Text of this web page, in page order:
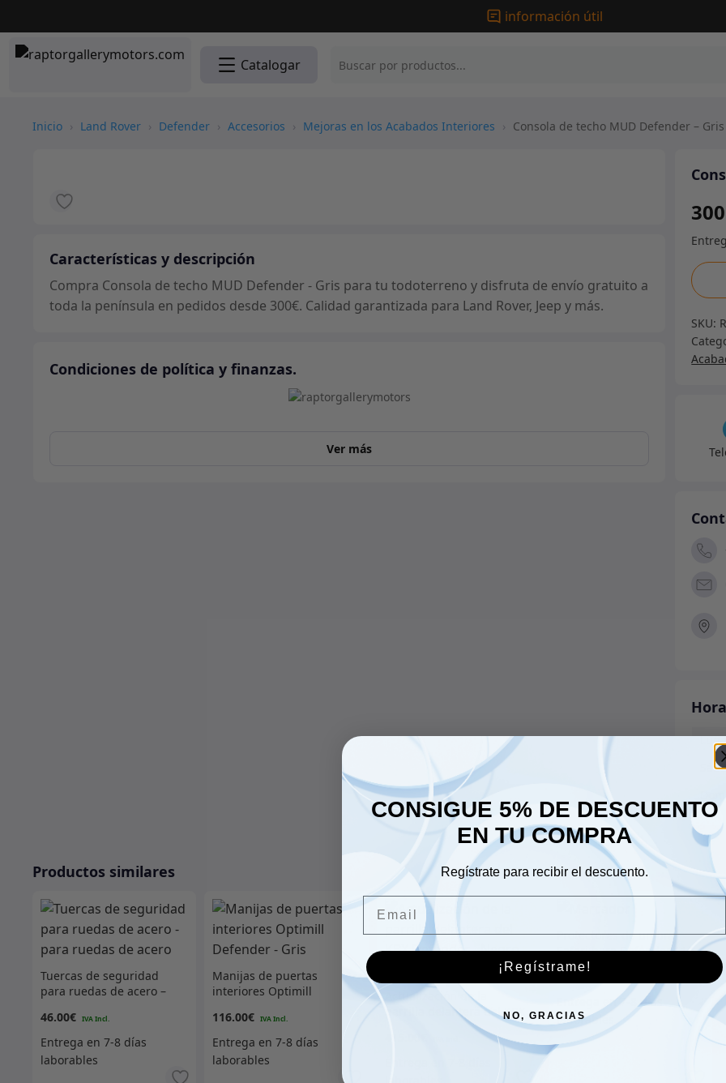
información útil
Catalogar
Inicio › Land Rover › Defender › Accesorios › Mejoras en los Acabados Interiores › Consola de techo MUD Defender – Gris
Características y descripción
Compra Consola de techo MUD Defender - Gris para tu todoterreno y disfruta de envío gratuito a
toda la península en pedidos desde 300€. Calidad garantizada para Land Rover, Jeep y más.
Condiciones de política y finanzas.
Ver más
de
MUD
SKU:
Productos similares
Tuercas de seguridad
para ruedas de acero –
46.00€
Manijas de puertas
interiores Optimill
116.00€
Actualización de la
parrilla delantera del KBX
Defender – Negro
Protectores de umbral
Safari para Defender 110
de 5 puertas (par) –
plateado –
CONSIGUE 5% DE DESCUENTO
EN TU COMPRA
Regístrate para recibir el descuento.
¡Regístrame!
NO, GRACIAS